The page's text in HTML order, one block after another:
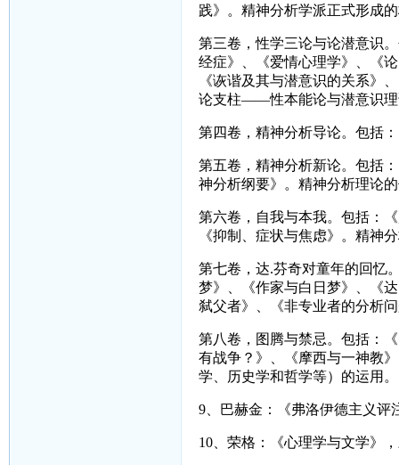
践》。精神分析学派正式形成
第三卷，性学三论与论潜意识
经症》、《爱情心理学》、《
《诙谐及其与潜意识的关系》
论支柱——性本能论与潜意识
第四卷，精神分析导论。包括
第五卷，精神分析新论。包括
神分析纲要》。精神分析理论
第六卷，自我与本我。包括：
《抑制、症状与焦虑》。精神
第七卷，达.芬奇对童年的回忆
梦》、《作家与白日梦》、《达
弑父者》、《非专业者的分析
第八卷，图腾与禁忌。包括：
有战争？》、《摩西与一神教
学、历史学和哲学等）的运用。
9、巴赫金：《弗洛伊德主义评
10、荣格：《心理学与文学》